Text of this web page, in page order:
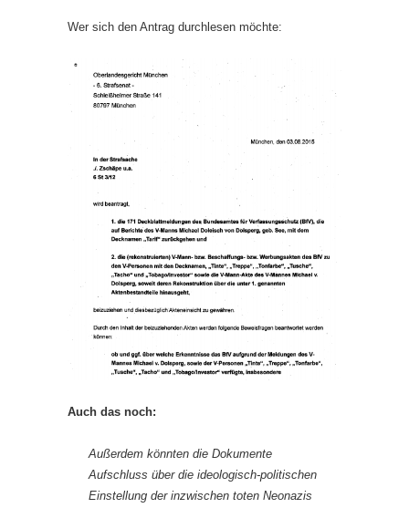
Wer sich den Antrag durchlesen möchte:
Auch das noch:
Außerdem könnten die Dokumente
Aufschluss über die ideologisch-politischen
Einstellung der inzwischen toten Neonazis